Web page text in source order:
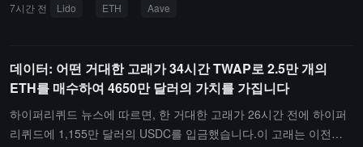
니다.이전에 해당 주소는 Aave에 121.6만 개의 USDC를 공급하여 약
7시간 전 Lido ETH Aave
데이터: 어떤 거대한 고래가 34시간 TWAP로 2.5만 개의
ETH를 매수하여 4650만 달러의 가치를 가집니다
하이퍼리퀴드 뉴스에 따르면, 한 거대한 고래가 26시간 전에 하이퍼
리퀴드에 1,155만 달러의 USDC를 입금했습니다.이 고래는 이전에 1